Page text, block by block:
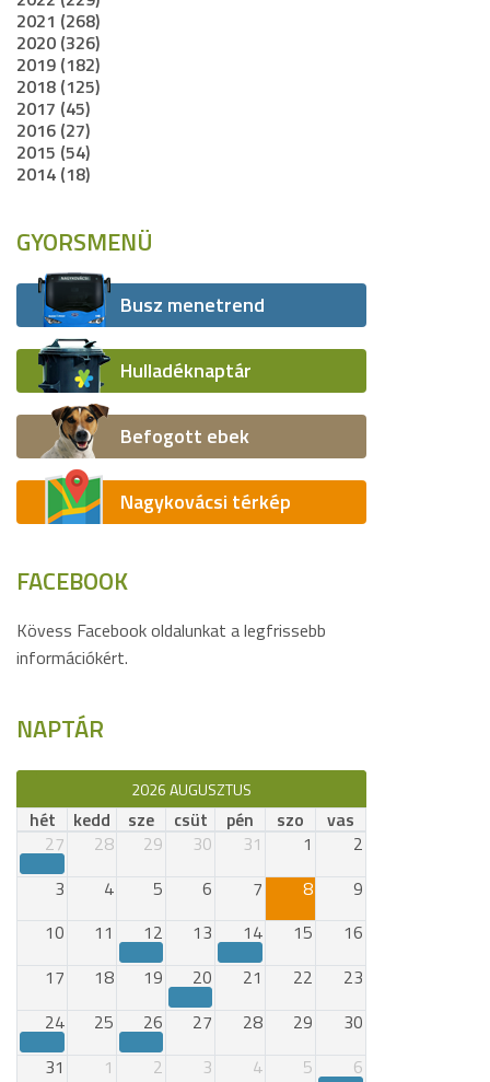
2021 (268)
2020 (326)
2019 (182)
2018 (125)
2017 (45)
2016 (27)
2015 (54)
2014 (18)
GYORSMENÜ
Busz menetrend
Hulladéknaptár
Befogott ebek
Nagykovácsi térkép
FACEBOOK
Kövess Facebook oldalunkat a legfrissebb
információkért.
NAPTÁR
2026 AUGUSZTUS
hét kedd sze csüt pén szo
vas
27
28 29 30 31 1
2
3
4 5 6 7 8
9
10
11 12 13 14 15
16
17
18 19 20 21 22
23
24
25 26 27 28 29
30
31
1 2 3 4 5 6